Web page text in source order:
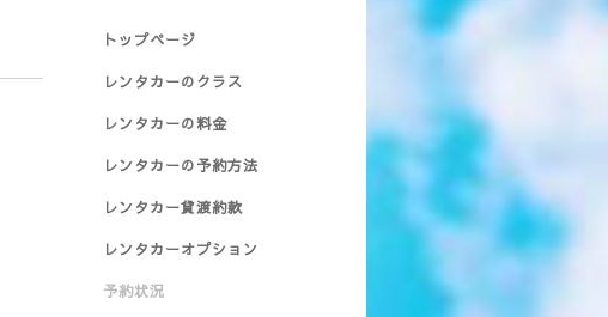
トップページ
レンタカーのクラス
レンタカーの料金
レンタカーの予約方法
レンタカー貸渡約款
レンタカーオプション
予約状況